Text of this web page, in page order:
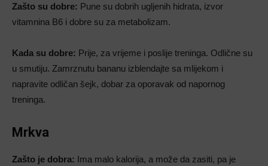
Zašto su dobre: Pune su dobrih ugljenih hidrata, izvor
vitamnina B6 i dobre su za metabolizam.
Kada su dobre: Prije, za vrijeme i poslije treninga. Odlične su
u smutiju. Zamrznutu bananu izblendajte sa mlijekom i
napravite odličan šejk, dobar za oporavak od napornog
treninga.
Mrkva
Zašto je dobra: Ima malo kalorija, a može da zasiti, pa je